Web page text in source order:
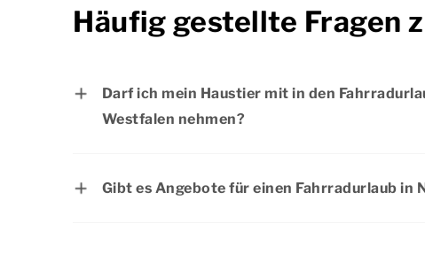
Häufig gestellte Fragen
Darf ich mein Haustier mit in den
Westfalen nehmen?
Gibt es Angebote für einen Fahrradurlaub in